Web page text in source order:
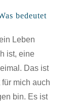
bedeutet
Leben
ist, eine
Das ist
mich auch
bin. Es ist